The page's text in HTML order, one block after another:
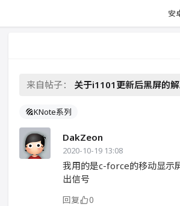
安
来自帖子： 关于i1101更新后黑屏的
KNote系列
DakZeon
2020-10-19 13:08
我用的是c-force的移动显示
出信号
回复 0